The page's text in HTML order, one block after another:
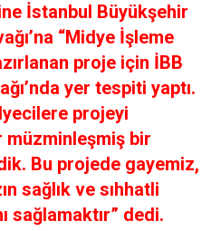
İstanbul Büyükşehir
“Midye İşleme
proje için İBB
yer tespiti yaptı.
projeyi
müzminleşmiş bir
Bu projede gayemiz,
sağlık ve sıhhatli
sağlamaktır” dedi.